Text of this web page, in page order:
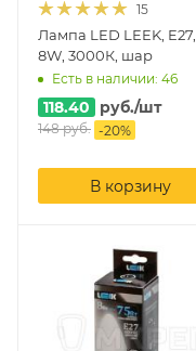
15
Лампа LED LEEK, E27,
8W, 3000К, шар
Есть в наличии: 46
118.40 руб./шт
148руб. -20%
В корзину